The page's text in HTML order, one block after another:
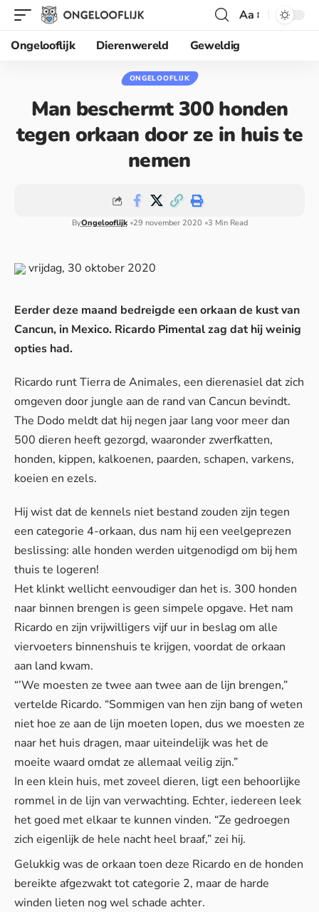
Aa
Ongelooflijk
Dierenwereld Geweldig
ONGELOOFLIJK
Man beschermt 300 honden
tegen orkaan door ze in huis te
nemen
ByOngelooflijk 29 november 2020 3 Min Read
vrijdag, 30 oktober 2020
Eerder deze maand bedreigde een orkaan de kust van
Cancun, in Mexico. Ricardo Pimental zag dat hij weinig
opties had.
Ricardo runt Tierra de Animales, een dierenasiel dat zich
omgeven door jungle aan de rand van Cancun bevindt.
The Dodo meldt dat hij negen jaar lang voor meer dan
500 dieren heeft gezorgd, waaronder zwerfkatten,
honden, kippen, kalkoenen, paarden, schapen, varkens,
koeien en ezels.
Hij wist dat de kennels niet bestand zouden zijn tegen
een categorie 4-orkaan, dus nam hij een veelgeprezen
beslissing: alle honden werden uitgenodigd om bij hem
thuis te logeren!
Het klinkt wellicht eenvoudiger dan het is. 300 honden
naar binnen brengen is geen simpele opgave. Het nam
Ricardo en zijn vrijwilligers vijf uur in beslag om alle
viervoeters binnenshuis te krijgen, voordat de orkaan
aan land kwam.
“’We moesten ze twee aan twee aan de lijn brengen,”
vertelde Ricardo. “Sommigen van hen zijn bang of weten
niet hoe ze aan de lijn moeten lopen, dus we moesten ze
naar het huis dragen, maar uiteindelijk was het de
moeite waard omdat ze allemaal veilig zijn.”
In een klein huis, met zoveel dieren, ligt een behoorlijke
rommel in de lijn van verwachting. Echter, iedereen leek
het goed met elkaar te kunnen vinden. “Ze gedroegen
zich eigenlijk de hele nacht heel braaf,” zei hij.
Gelukkig was de orkaan toen deze Ricardo en de honden
bereikte afgezwakt tot categorie 2, maar de harde
winden lieten nog wel schade achter.